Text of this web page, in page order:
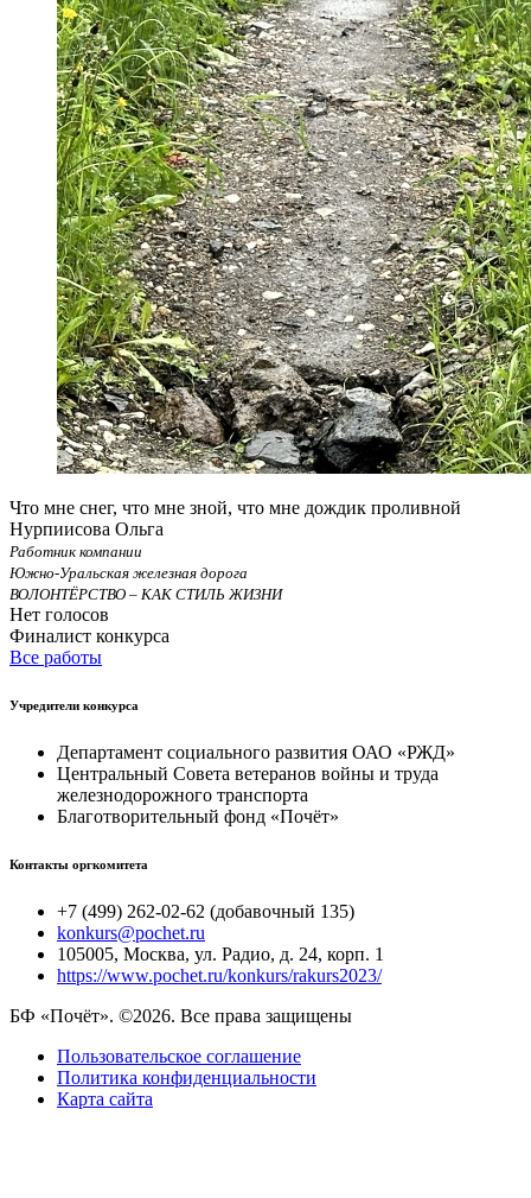
Что мне снег, что мне зной, что мне дождик проливной
Нурпиисова Ольга
Работник компании
Южно-Уральская железная дорога
ВОЛОНТЁРСТВО – КАК СТИЛЬ ЖИЗНИ
Нет голосов
Финалист конкурса
Все работы
Учредители конкурса
Департамент социального развития ОАО «РЖД»
Центральный Совета ветеранов войны и труда
железнодорожного транспорта
Благотворительный фонд «Почёт»
Контакты оргкомитета
+7 (499) 262-02-62 (добавочный 135)
konkurs@pochet.ru
105005, Москва, ул. Радио, д. 24, корп. 1
https://www.pochet.ru/konkurs/rakurs2023/
БФ «Почёт». ©2026. Все права защищены
Пользовательское соглашение
Политика конфиденциальности
Карта сайта